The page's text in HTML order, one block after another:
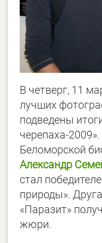
В четверг, 11
лучших
подведены
черепаха-
Беломорской
Александр
стал
природы».
«Паразит»
жюри.